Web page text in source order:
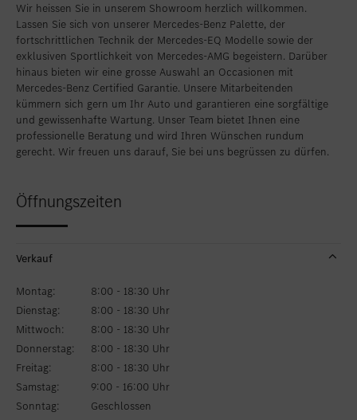
Wir heissen Sie in unserem Showroom herzlich willkommen.
Lassen Sie sich von unserer Mercedes-Benz Palette, der
fortschrittlichen Technik der Mercedes-EQ Modelle sowie der
exklusiven Sportlichkeit von Mercedes-AMG begeistern. Darüber
hinaus bieten wir eine grosse Auswahl an Occasionen mit
Mercedes-Benz Certified Garantie. Unsere Mitarbeitenden
kümmern sich gern um Ihr Auto und garantieren eine sorgfältige
und gewissenhafte Wartung. Unser Team bietet Ihnen eine
professionelle Beratung und wird Ihren Wünschen rundum
gerecht. Wir freuen uns darauf, Sie bei uns begrüssen zu dürfen.
Öffnungszeiten
Verkauf
Montag:
8:00 - 18:30 Uhr
Dienstag:
8:00 - 18:30 Uhr
Mittwoch:
8:00 - 18:30 Uhr
Donnerstag:
8:00 - 18:30 Uhr
Freitag:
8:00 - 18:30 Uhr
Samstag:
9:00 - 16:00 Uhr
Sonntag:
Geschlossen